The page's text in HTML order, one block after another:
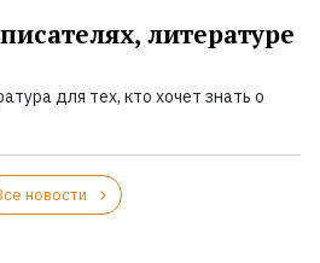
литературе
для тех, кто хочет знать о
новости